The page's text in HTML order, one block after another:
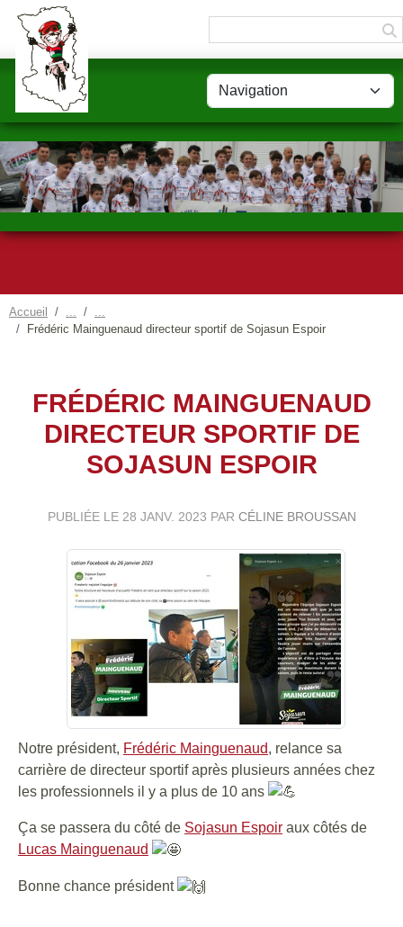
Accueil
Frédéric Mainguenaud directeur sportif de Sojasun Espoir
FRÉDÉRIC MAINGUENAUD
DIRECTEUR SPORTIF DE
SOJASUN ESPOIR
PUBLIÉE LE 28 JANV. 2023 PAR CÉLINE BROUSSAN
Notre président, Frédéric Mainguenaud, relance sa
carrière de directeur sportif après plusieurs années chez
les professionnels il y a plus de 10 ans
Ça se passera du côté de Sojasun Espoir aux côtés de
Lucas Mainguenaud
Bonne chance président
Panneau de gestion des cookies